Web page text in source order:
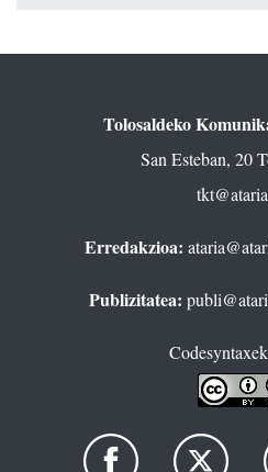
Tolosaldeko
San Esteban, 20
Erredakzioa:
Publizitatea: